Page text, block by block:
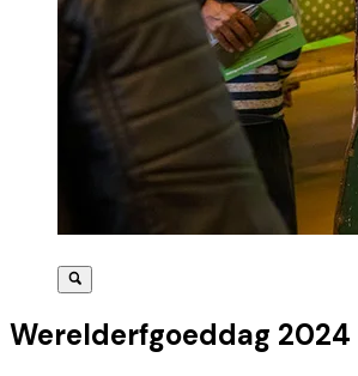
Werelderfgoeddag 2024